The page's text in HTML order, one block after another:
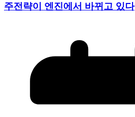
주전략이 엔진에서 바뀌고 있다